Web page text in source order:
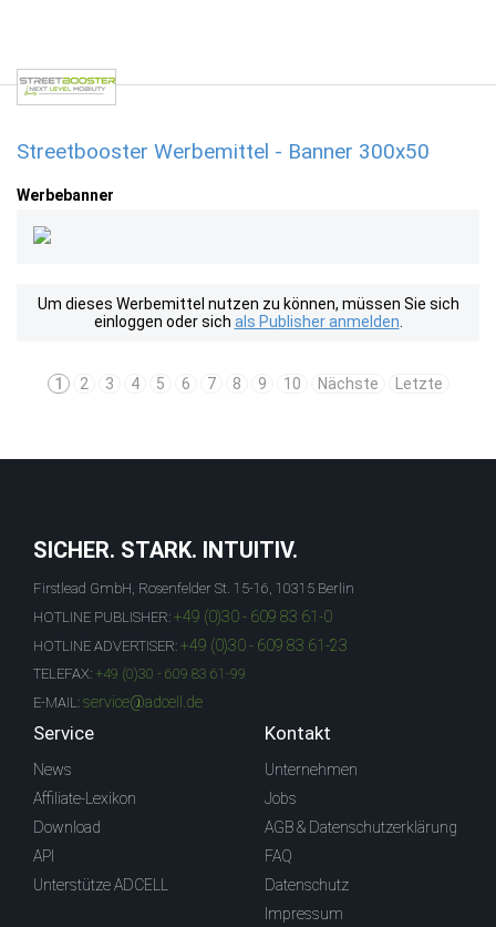
Streetbooster Werbemittel - Banner 300x50
Werbebanner
Um dieses Werbemittel nutzen zu können, müssen Sie sich
einloggen oder sich als Publisher anmelden
1 2 3 4 5 6 7 8 9 10 Nächste Letzte
SICHER. STARK. INTUITIV.
Firstlead GmbH, Rosenfelder St. 15-16, 10315 Berlin
HOTLINE PUBLISHER: +49 (0)30 - 609 83 61-0
HOTLINE ADVERTISER: +49 (0)30 - 609 83 61-23
TELEFAX: +49 (0)30 - 609 83 61-99
E-MAIL: service@adcell.de
Service
News
Affiliate-Lexikon
Download
API
Unterstütze ADCELL
Kontakt
Unternehmen
Jobs
AGB & Datenschutzerklärung
FAQ
Datenschutz
Impressum